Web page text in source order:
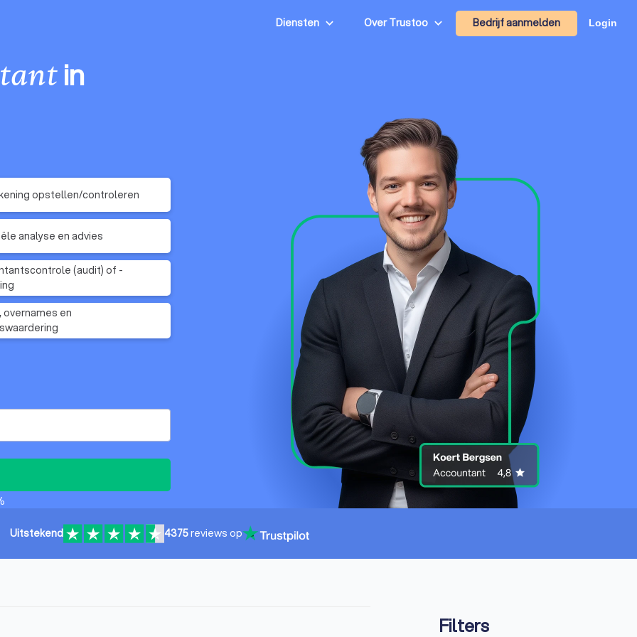
Diensten Over Trustoo Bedrijf aanmelden Login
in
opstellen/controleren
analyse en advies
(audit) of -
overnames en
Uitstekend 4375reviews op
Filters